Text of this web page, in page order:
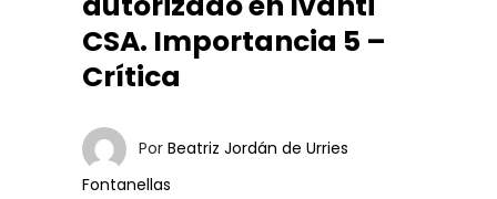
CSA. Importancia 5 –
Crítica
Por Beatriz Jordán de Urries
Fontanellas